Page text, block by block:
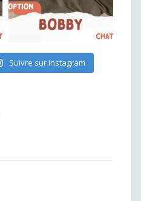
Suivre sur Instagram